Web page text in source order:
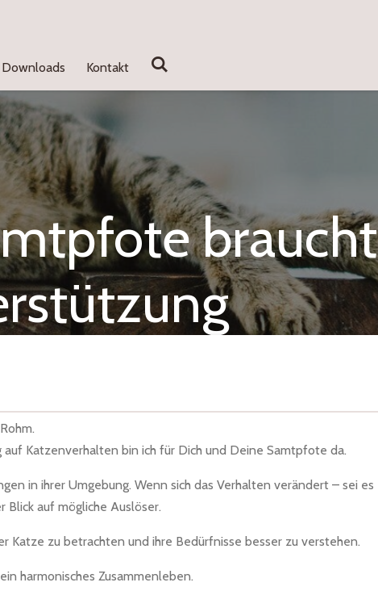
Downloads Kontakt
braucht
Katzenverhalten bin ich für Dich und Deine Samtpfote da.
in ihrer Umgebung. Wenn sich das Verhalten verändert – sei es
Blick auf mögliche Auslöser.
zu betrachten und ihre Bedürfnisse besser zu verstehen.
harmonisches Zusammenleben.